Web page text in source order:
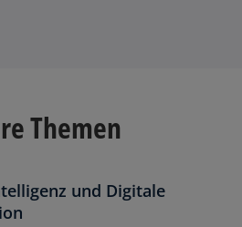
Themen
und Digitale